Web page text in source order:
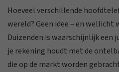
Hoeveel verschillende
wereld? Geen idee – en wellicht
Duizenden is waarschijnlijk
je rekening houdt met de
die op de markt worden